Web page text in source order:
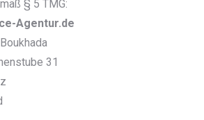
§ 5 TMG:
Agentur.de
31